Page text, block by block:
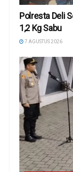
Polresta Deli
1,2 Kg Sabu
7 AGUSTUS 2026